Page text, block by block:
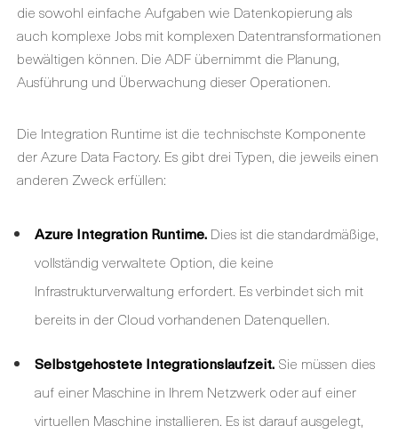
die sowohl einfache Aufgaben wie Datenkopierung als
auch komplexe Jobs mit komplexen Datentransformationen
bewältigen können. Die ADF übernimmt die Planung,
Ausführung und Überwachung dieser Operationen.
Die Integration Runtime ist die technischste Komponente
der Azure Data Factory. Es gibt drei Typen, die jeweils einen
anderen Zweck erfüllen:
Azure Integration Runtime. Dies ist die standardmäßige,
vollständig verwaltete Option, die keine
Infrastrukturverwaltung erfordert. Es verbindet sich mit
bereits in der Cloud vorhandenen Datenquellen.
Selbstgehostete Integrationslaufzeit. Sie müssen dies
auf einer Maschine in Ihrem Netzwerk oder auf einer
virtuellen Maschine installieren. Es ist darauf ausgelegt,